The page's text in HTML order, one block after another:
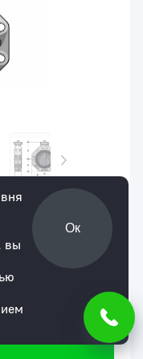
FKOACFM810E
со
лиц
продукции.
сроком 1
вы
Ок